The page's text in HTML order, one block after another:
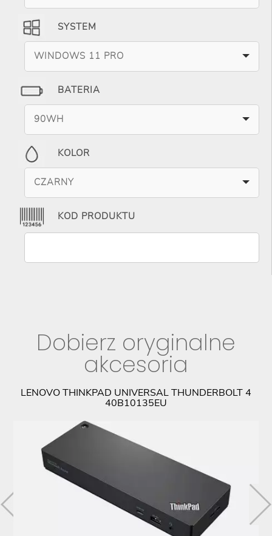
SYSTEM
WINDOWS 11 PRO
BATERIA
90WH
KOLOR
CZARNY
KOD PRODUKTU
Dobierz oryginalne
akcesoria
LENOVO THINKPAD UNIVERSAL THUNDERBOLT 4
40B10135EU